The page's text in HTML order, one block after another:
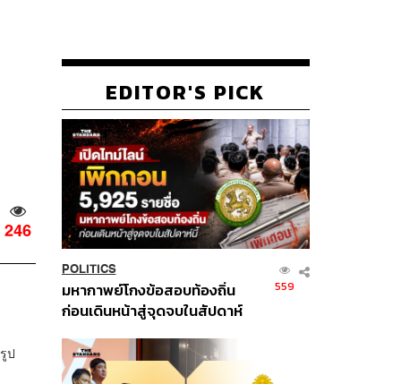
246
ป
EDITOR'S PICK
POLITICS
มหากาพย์โกงข้อสอบท้องถิ่น
ก่อนเดินหน้าสู่จุดจบในสัปดาห์
559